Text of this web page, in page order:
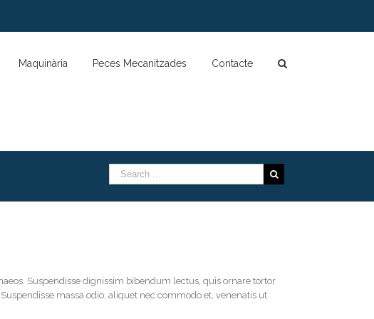
Maquinària Peces Mecanitzades Contacte
Suspendisse dignissim bibendum lectus, quis ornare tortor
massa odio, aliquet nec commodo et, venenatis ut